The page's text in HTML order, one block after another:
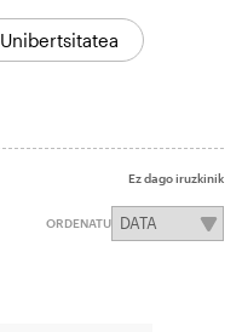
Unibertsitatea
Ez dago iruzkinik
ORDENATU